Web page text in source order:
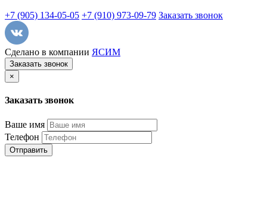
+7 (905) 134-05-05 +7 (910) 973-09-79 Заказать звонок
Сделано в компании ЯСИМ
Заказать звонок
×
Заказать звонок
Ваше имя
Телефон
Отправить